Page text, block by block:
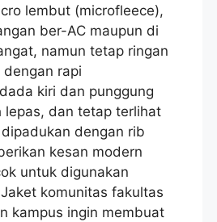
lembut (microfleece),
ber-AC maupun di
namun tetap ringan
rapi
kiri dan punggung
lepas, dan tetap terlihat
dengan rib
kesan modern
untuk digunakan
komunitas fakultas
kampus ingin membuat